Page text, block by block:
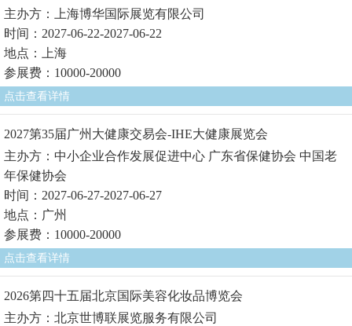
主办方：上海博华国际展览有限公司
时间：2027-06-22-2027-06-22
地点：上海
参展费：10000-20000
点击查看详情
2027第35届广州大健康交易会-IHE大健康展览会
主办方：中小企业合作发展促进中心 广东省保健协会 中国老
年保健协会
时间：2027-06-27-2027-06-27
地点：广州
参展费：10000-20000
点击查看详情
2026第四十五届北京国际美容化妆品博览会
主办方：北京世博联展览服务有限公司